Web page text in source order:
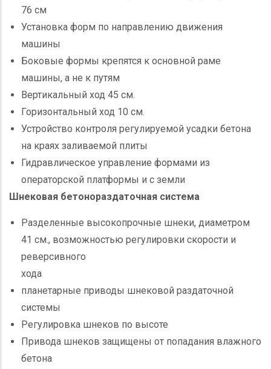
76 см
Установка форм по направлению движения
машины
Боковые формы крепятся к основной раме
машины, а не к путям
Вертикальный ход 45 см.
Горизонтальный ход 10 см.
Устройство контроля регулируемой усадки бетона
на краях заливаемой плиты
Гидравлическое управление формами из
операторской платформы и с земли
Шнековая бетонораздаточная система
Разделенные высокопрочные шнеки, диаметром
41 см., возможностью регулировки скорости и
реверсивного
хода
планетарные приводы шнековой раздаточной
системы
Регулировка шнеков по высоте
Привода шнеков защищены от попадания влажного
бетона